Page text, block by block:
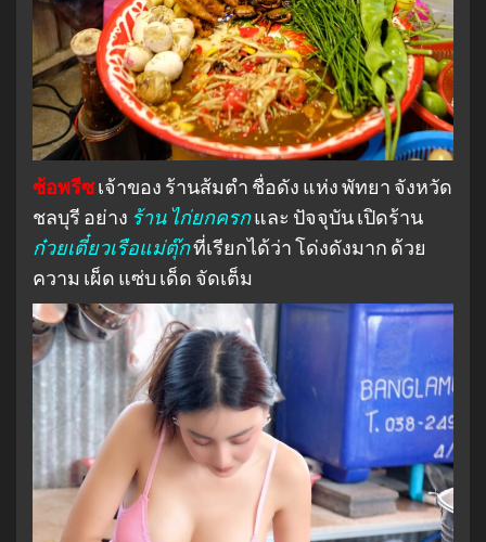
ซ้อพรีซเจ้าของ ร้านส้มตำ ชื่อดัง แห่ง พัทยา จังหวัด
ชลบุรี อย่าง ร้าน ไก่ยกครกและ ปัจจุบัน เปิดร้าน
ก๋วยเตี๋ยวเรือแม่ตุ๊กที่เรียกได้ว่า โด่งดังมาก ด้วย
ความ เผ็ด แซ่บ เด็ด จัดเต็ม